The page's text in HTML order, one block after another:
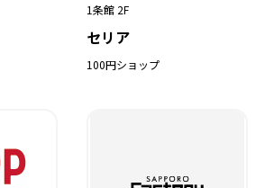
1条館 2F
セリア
100円ショップ